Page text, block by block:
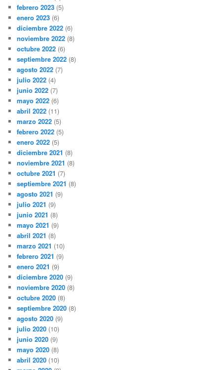
febrero 2023 (5)
enero 2023 (6)
diciembre 2022 (6)
noviembre 2022 (8)
octubre 2022 (6)
septiembre 2022 (8)
agosto 2022 (7)
julio 2022 (4)
junio 2022 (7)
mayo 2022 (6)
abril 2022 (11)
marzo 2022 (5)
febrero 2022 (5)
enero 2022 (5)
diciembre 2021 (8)
noviembre 2021 (8)
octubre 2021 (7)
septiembre 2021 (8)
agosto 2021 (9)
julio 2021 (9)
junio 2021 (8)
mayo 2021 (9)
abril 2021 (8)
marzo 2021 (10)
febrero 2021 (9)
enero 2021 (9)
diciembre 2020 (9)
noviembre 2020 (8)
octubre 2020 (8)
septiembre 2020 (8)
agosto 2020 (9)
julio 2020 (10)
junio 2020 (9)
mayo 2020 (8)
abril 2020 (10)